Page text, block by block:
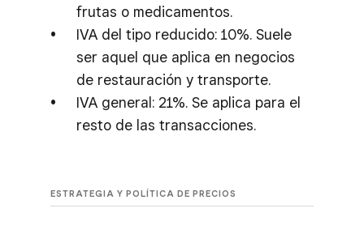
frutas o medicamentos.
IVA del tipo reducido: 10%. Suele
ser aquel que aplica en negocios
de restauración y transporte.
IVA general: 21%. Se aplica para el
resto de las transacciones.
ESTRATEGIA Y POLÍTICA DE PRECIOS